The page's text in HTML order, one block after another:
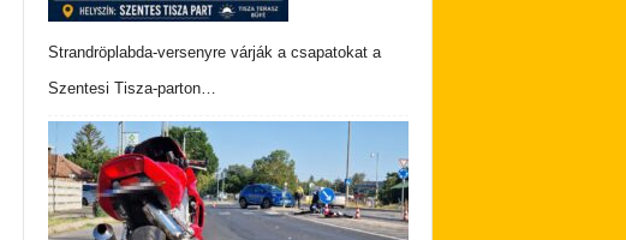
Strandröplabda-versenyre várják a csapatokat a
Szentesi Tisza-parton…